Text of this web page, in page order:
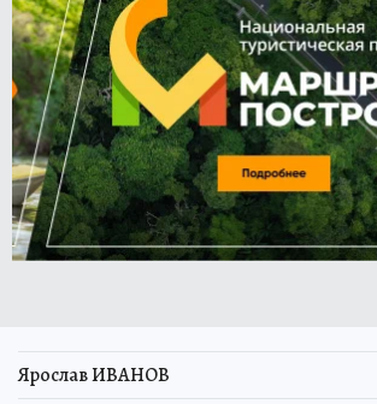
Ярослав ИВАНОВ